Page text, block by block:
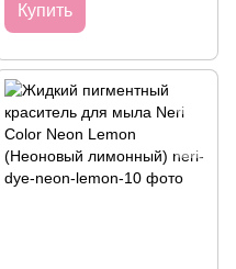
Купить